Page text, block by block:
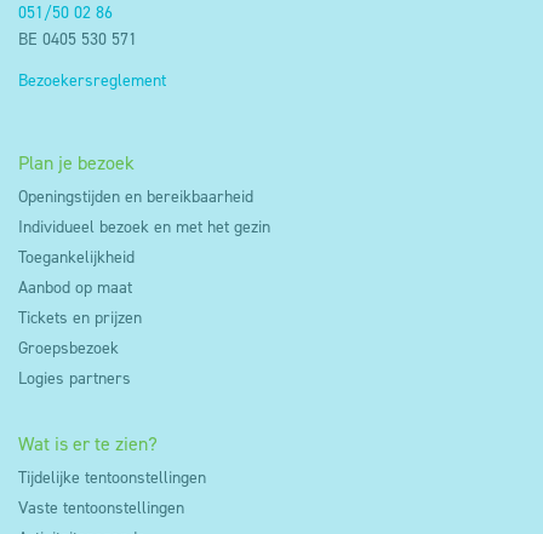
051/50 02 86
BE 0405 530 571
Bezoekersreglement
Plan je bezoek
Openingstijden en bereikbaarheid
Individueel bezoek en met het gezin
Toegankelijkheid
Aanbod op maat
Tickets en prijzen
Groepsbezoek
Logies partners
Wat is er te zien?
Tijdelijke tentoonstellingen
Vaste tentoonstellingen